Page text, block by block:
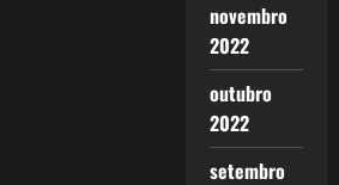
novembro
2022
outubro
2022
setembro